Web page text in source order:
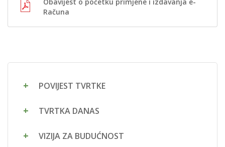
Računa
POVIJEST TVRTKE
TVRTKA DANAS
VIZIJA ZA BUDUĆNOST